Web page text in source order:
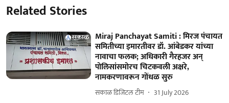
Related Stories
Miraj Panchayat Samiti : मिरज पंचायत
समितीच्या इमारतीवर डॉ. आंबेडकर यांच्या
नावाचा फलक; अधिकारी गैरहजर अन्
पोलिसांसमोरच चिटकवली अक्षरे,
नामकरणावरून गोंधळ सुरु
सकाळ डिजिटल टीम 31 July 2026